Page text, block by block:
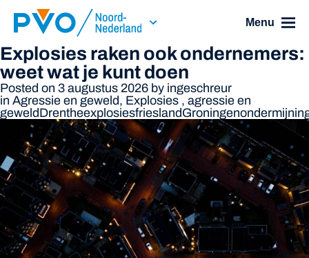
Skip Navigation or Skip to Content
Menu
Explosies raken ook ondernemers:
weet wat je kunt doen
Posted on 3 augustus 2026 by ingeschreur
in Agressie en geweld, Explosies , agressie en
geweldDrentheexplosiesfrieslandGroningen